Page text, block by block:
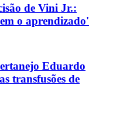
de Vini Jr.:
o aprendizado'
Eduardo
transfusões de